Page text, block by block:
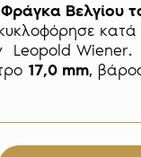
Βελγίου
κατά
Leopold Wiener.
17,0 mm,